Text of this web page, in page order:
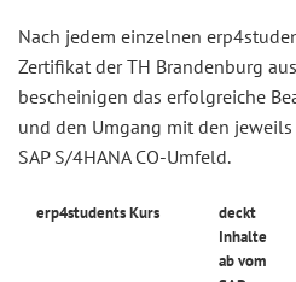
Nach jedem einzelnen
Zertifikat der TH Brandenburg
bescheinigen das erfolgreiche
und den Umgang mit den
SAP S/4HANA CO-Umfeld.
erp4students Kurs
deckt
Inhalte
ab vom